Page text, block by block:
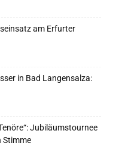
am Erfurter
in Bad Langensalza:
Jubiläumstournee
Stimme